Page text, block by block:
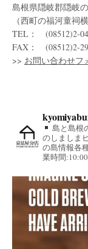
島根県隠岐郡隠岐
（西町の福河童祠
TEL： (08512)2-
FAX： (08512)2-
>> お問い合わせフ
島と島根
のしましま
の島情報各
業時間